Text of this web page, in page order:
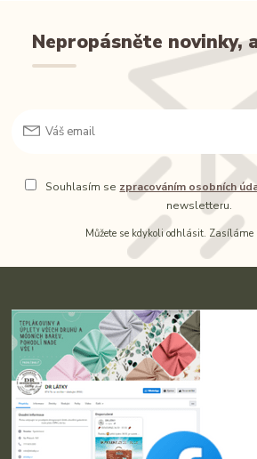
Nepropásněte novinky,
Souhlasím se zpracováním osobních
newsletteru.
Můžete se kdykoli odhlásit. Zasíláme